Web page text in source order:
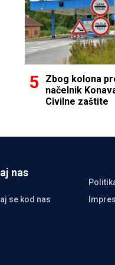
Zbog kolona
načelnik
Civilne zaštite
nas
se kod nas